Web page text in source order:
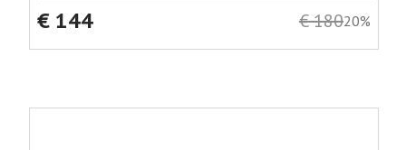
€ 144 € 18020%